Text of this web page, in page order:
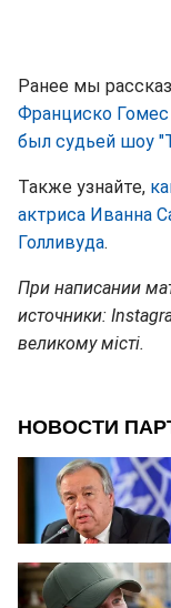
Ранее мы
Франциско
был судьей шоу
Также узнайте,
актриса Иванна
Голливуда.
При написании
источники:
великому місті.